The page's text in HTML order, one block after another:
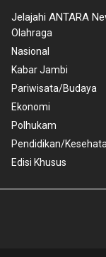
Jelajahi ANTARA
Olahraga
Nasional
Kabar Jambi
Pariwisata/Budaya
Ekonomi
Polhukam
Pendidikan/
Edisi Khusus